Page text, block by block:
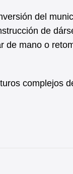
del
de
de mano o
complejos